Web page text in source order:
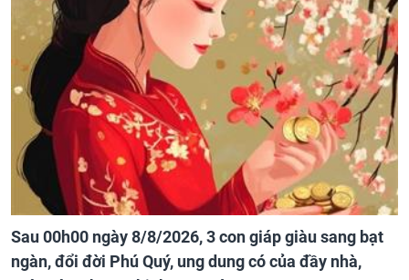
Sau 00h00 ngày 8/8/2026, 3 con giáp giàu sang bạt
ngàn, đổi đời Phú Quý, ung dung có của đầy nhà,